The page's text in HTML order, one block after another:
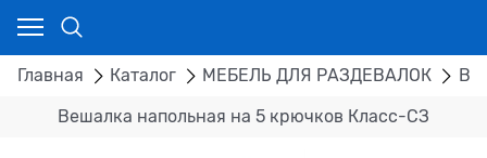
Главная Каталог МЕБЕЛЬ ДЛЯ РАЗДЕВАЛОК
Вешалка напольная на 5 крючков Класс-СЗ